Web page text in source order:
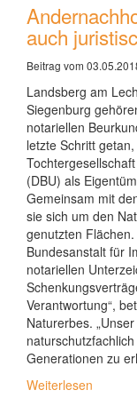
auch
Beitrag vom
Landsberg am
Siegenburg
notariellen
letzte Schritt
(DBU) als
Gemeinsam mit
sie sich um den
genutzten
Bundesanstalt für
notariellen
Verantwortung“,
Naturerbes.
Generationen zu
Weiterlesen